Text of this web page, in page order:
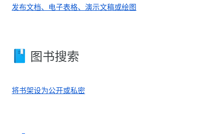
发布文档、电子表格、演示文稿或绘图
图书搜索
将书架设为公开或私密